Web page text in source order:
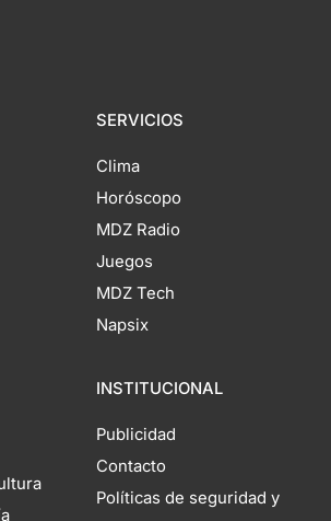
SERVICIOS
Clima
Horóscopo
MDZ Radio
Juegos
MDZ Tech
Napsix
INSTITUCIONAL
Publicidad
Contacto
Políticas de seguridad y